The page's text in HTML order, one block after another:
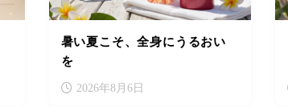
暑い夏こそ、全身にうるおい
を
2026年8月6日